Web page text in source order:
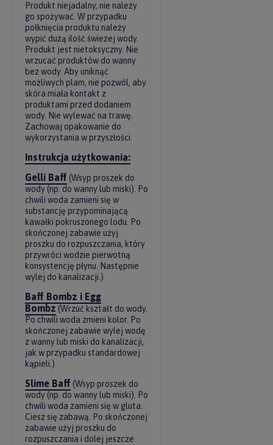
Produkt niejadalny, nie należy
go spożywać. W przypadku
połknięcia produktu należy
wypić dużą ilość świeżej wody.
Produkt jest nietoksyczny. Nie
wrzucać produktów do wanny
bez wody. Aby uniknąć
możliwych plam, nie pozwól, aby
skóra miała kontakt z
produktami przed dodaniem
wody. Nie wylewać na trawę.
Zachowaj opakowanie do
wykorzystania w przyszłości.
Instrukcja użytkowania:
Gelli Baff (Wsyp proszek do
wody (np. do wanny lub miski). Po
chwili woda zamieni się w
substancję przypominającą
kawałki pokruszonego lodu. Po
skończonej zabawie użyj
proszku do rozpuszczania, który
przywróci wodzie pierwotną
konsystencję płynu. Następnie
wylej do kanalizacji.)
Baff Bombz i Egg
Bombz (Wrzuć kształt do wody.
Po chwili woda zmieni kolor. Po
skończonej zabawie wylej wodę
z wanny lub miski do kanalizacji,
jak w przypadku standardowej
kąpieli.)
Slime Baff (Wsyp proszek do
wody (np. do wanny lub miski). Po
chwili woda zamieni się w gluta.
Ciesz się zabawą. Po skończonej
zabawie użyj proszku do
rozpuszczania i dolej jeszcze